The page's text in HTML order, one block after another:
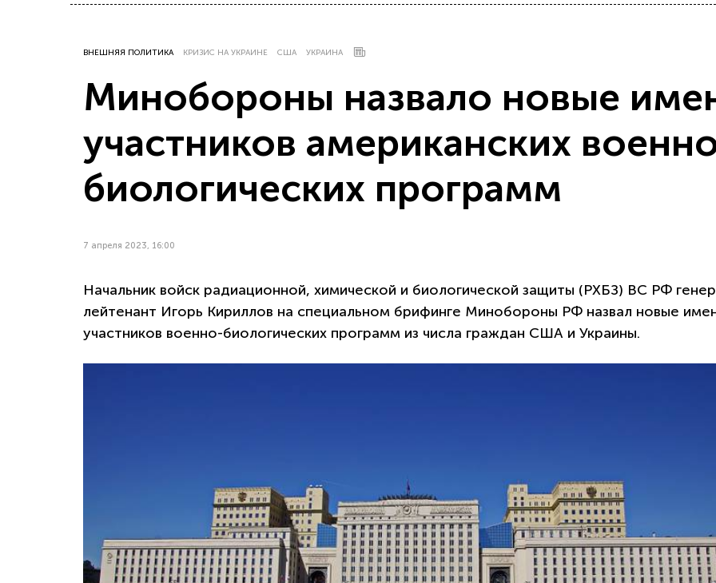
ВНЕШНЯЯ ПОЛИТИКА КРИЗИС НА УКРАИНЕ США УКРАИНА
Минобороны назвало новые
участников американских
биологических программ
7 апреля 2023, 16:00
Начальник войск радиационной, химической и биологической защиты (РХБЗ) ВС РФ
лейтенант Игорь Кириллов на специальном брифинге Минобороны РФ назвал новые
участников военно-биологических программ из числа граждан США и Украины.